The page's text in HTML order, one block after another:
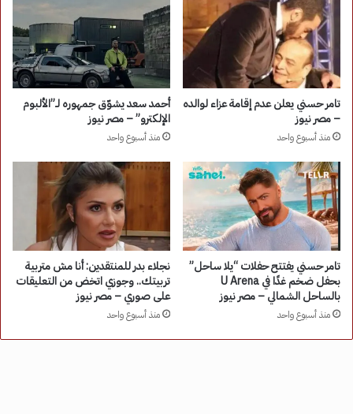
تامر حسني يعلن عدم إقامة عزاء لوالده
– مصر نيوز
منذ أسبوع واحد
أحمد سعد يشوّق جمهوره لـ”الألبوم
الإلكترو” – مصر نيوز
منذ أسبوع واحد
تامر حسني يفتتح حفلات “يلا ساحل”
بحفل ضخم غدًا في U Arena
بالساحل الشمالي – مصر نيوز
منذ أسبوع واحد
نجلاء بدر للمنتقدين: أنا مش متربية
تربيتك.. وجوزي اتخض من التعليقات
على صوري – مصر نيوز
منذ أسبوع واحد